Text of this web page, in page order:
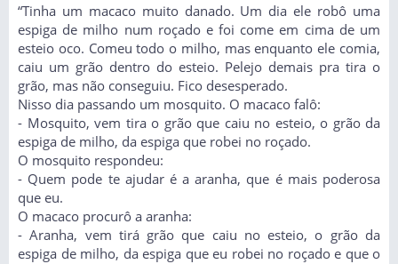
“Tinha um macaco muito danado. Um dia ele robô uma
espiga de milho num roçado e foi come em cima de um
esteio oco. Comeu todo o milho, mas enquanto ele comia,
caiu um grão dentro do esteio. Pelejo demais pra tira o
grão, mas não conseguiu. Fico desesperado.
Nisso dia passando um mosquito. O macaco falô:
- Mosquito, vem tira o grão que caiu no esteio, o grão da
espiga de milho, da espiga que robei no roçado.
O mosquito respondeu:
- Quem pode te ajudar é a aranha, que é mais poderosa
que eu.
O macaco procurô a aranha:
- Aranha, vem tirá grão que caiu no esteio, o grão da
espiga de milho, da espiga que eu robei no roçado e que o